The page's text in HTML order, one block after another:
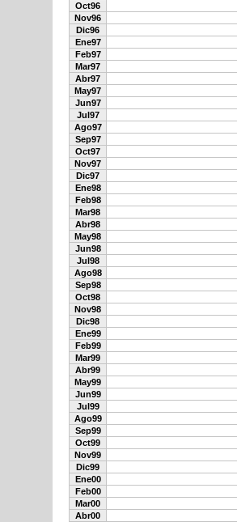
Oct96
Nov96
Dic96
Ene97
Feb97
Mar97
Abr97
May97
Jun97
Jul97
Ago97
Sep97
Oct97
Nov97
Dic97
Ene98
Feb98
Mar98
Abr98
May98
Jun98
Jul98
Ago98
Sep98
Oct98
Nov98
Dic98
Ene99
Feb99
Mar99
Abr99
May99
Jun99
Jul99
Ago99
Sep99
Oct99
Nov99
Dic99
Ene00
Feb00
Mar00
Abr00